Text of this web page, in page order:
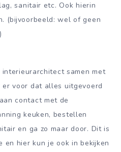
sanitair etc. Ook hierin
(bijvoorbeeld: wel of geen
samen met
er voor dat alles uitgevoerd
contact met de
keuken, bestellen
en ga zo maar door. Dit is
en hier kun je ook in bekijken